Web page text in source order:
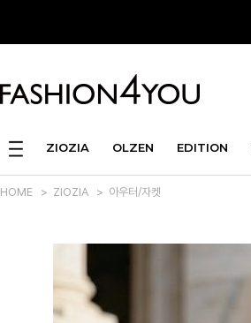
ZIOZIA OLZEN EDITION
HOME > ZIOZIA > 아우터/자켓